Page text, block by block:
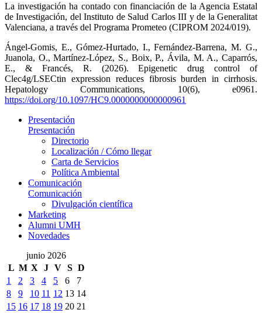
La investigación ha contado con financiación de la Agencia Estatal
de Investigación, del Instituto de Salud Carlos III y de la Generalitat
Valenciana, a través del Programa Prometeo (CIPROM 2024/019).
Ángel-Gomis, E., Gómez-Hurtado, I., Fernández-Barrena, M. G.,
Juanola, O., Martínez-López, S., Boix, P., Ávila, M. A., Caparrós,
E., & Francés, R. (2026). Epigenetic drug control of
Clec4g/LSECtin expression reduces fibrosis burden in cirrhosis.
Hepatology Communications, 10(6), e0961.
https://doi.org/10.1097/HC9.0000000000000961
Presentación
Presentación
Directorio
Localización / Cómo llegar
Carta de Servicios
Política Ambiental
Comunicación
Comunicación
Divulgación científica
Marketing
Alumni UMH
Novedades
junio 2026
L M X J V S D
1
2 3 4 5 6
7
8
9 10 11 12 13 14
15 16 17 18 19 20 21